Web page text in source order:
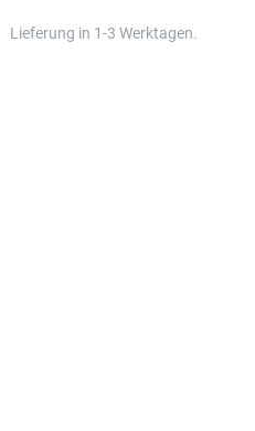
Lieferung in 1-3 Werktagen.